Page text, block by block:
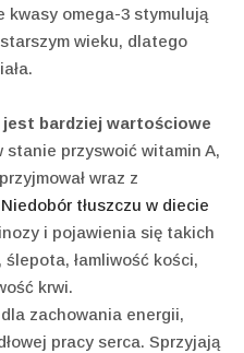
kwasy omega-3 stymulują
wieku, dlatego
jest bardziej wartościowe
stanie przyswoić witamin A,
wraz z
Niedobór tłuszczu w diecie
i pojawienia się takich
łamliwość kości,
krwi.
zachowania energii,
pracy serca. Sprzyjają